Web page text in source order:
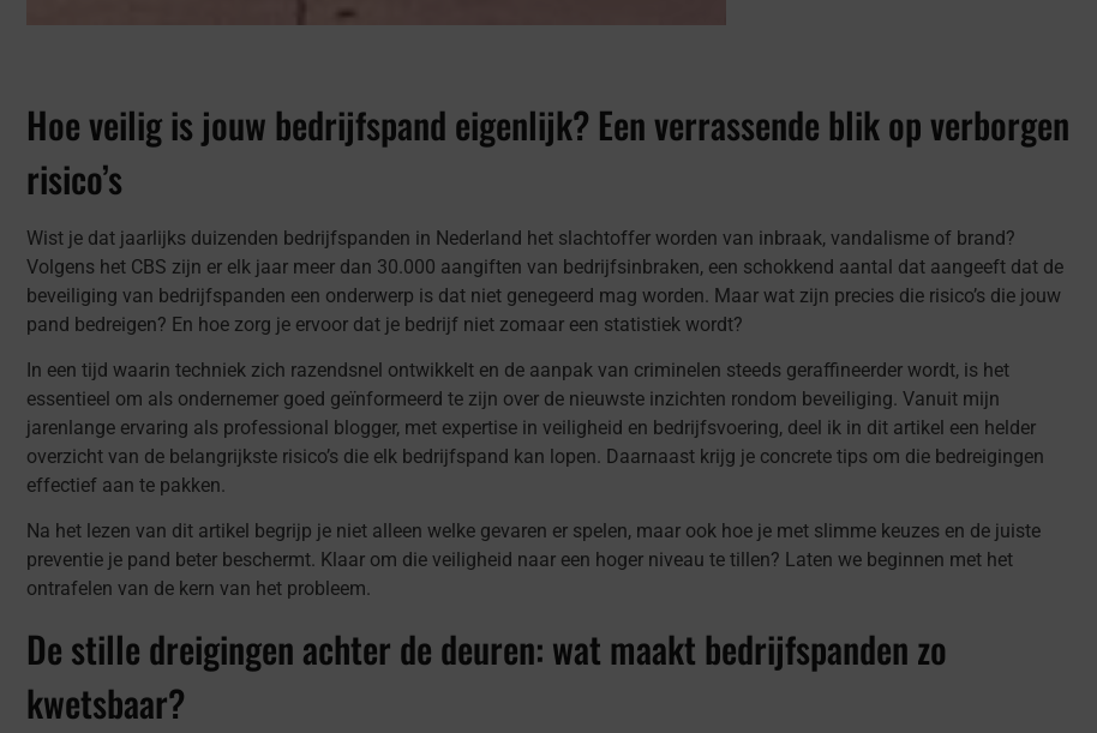
Hoe veilig is jouw bedrijfspand eigenlijk? Een verrassende blik op verborgen
risico’s
Wist je dat jaarlijks duizenden bedrijfspanden in Nederland het slachtoffer worden van inbraak, vandalisme of brand?
Volgens het CBS zijn er elk jaar meer dan 30.000 aangiften van bedrijfsinbraken, een schokkend aantal dat aangeeft dat de
beveiliging van bedrijfspanden een onderwerp is dat niet genegeerd mag worden. Maar wat zijn precies die risico’s die jouw
pand bedreigen? En hoe zorg je ervoor dat je bedrijf niet zomaar een statistiek wordt?
In een tijd waarin techniek zich razendsnel ontwikkelt en de aanpak van criminelen steeds geraffineerder wordt, is het
essentieel om als ondernemer goed geïnformeerd te zijn over de nieuwste inzichten rondom beveiliging. Vanuit mijn
jarenlange ervaring als professional blogger, met expertise in veiligheid en bedrijfsvoering, deel ik in dit artikel een helder
overzicht van de belangrijkste risico’s die elk bedrijfspand kan lopen. Daarnaast krijg je concrete tips om die bedreigingen
effectief aan te pakken.
Na het lezen van dit artikel begrijp je niet alleen welke gevaren er spelen, maar ook hoe je met slimme keuzes en de juiste
preventie je pand beter beschermt. Klaar om die veiligheid naar een hoger niveau te tillen? Laten we beginnen met het
ontrafelen van de kern van het probleem.
De stille dreigingen achter de deuren: wat maakt bedrijfspanden zo
kwetsbaar?